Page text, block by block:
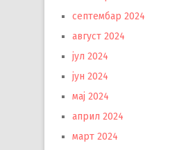
септембар 2024
август 2024
јул 2024
јун 2024
мај 2024
април 2024
март 2024